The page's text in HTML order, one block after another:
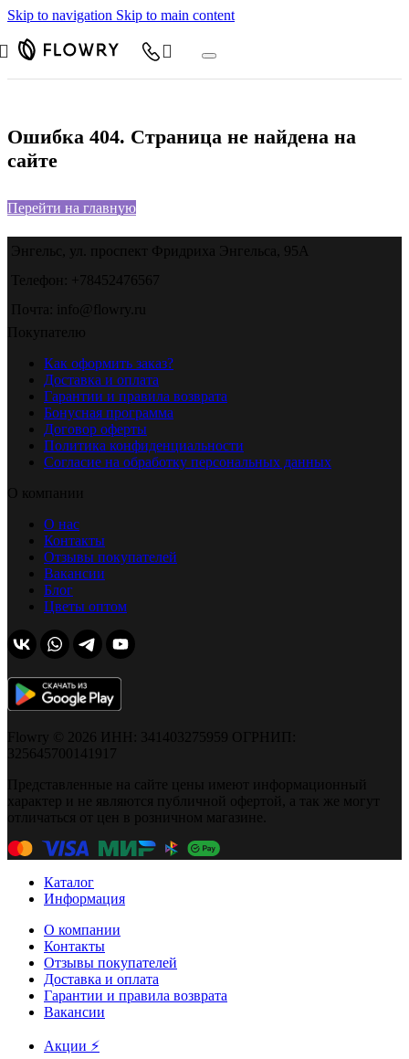
Skip to navigation Skip to main content
Ошибка 404. Страница не найдена на
сайте
Перейти на главную
Энгельс, ул. проспект Фридриха Энгельса, 95А
Телефон: +78452476567
Почта: info@flowry.ru
Покупателю
Как оформить заказ?
Доставка и оплата
Гарантии и правила возврата
Бонусная программа
Договор оферты
Политика конфиденциальности
Согласие на обработку персональных данных
О компании
О нас
Контакты
Отзывы покупателей
Вакансии
Блог
Цветы оптом
Flowry © 2026 ИНН: 341403275959 ОГРНИП:
325645700141917
Представленные на сайте цены имеют информационный
характер и не являются публичной офертой, а так же могут
отличаться от цен в розничном магазине.
Каталог
Информация
О компании
Контакты
Отзывы покупателей
Доставка и оплата
Гарантии и правила возврата
Вакансии
Акции ⚡️